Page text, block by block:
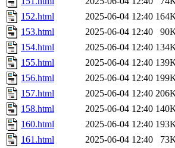
152.html
2025-06-04 12:40
153.html
2025-06-04 12:40
154.html
2025-06-04 12:40
155.html
2025-06-04 12:40
156.html
2025-06-04 12:40
157.html
2025-06-04 12:40
158.html
2025-06-04 12:40
160.html
2025-06-04 12:40
161.html
2025-06-04 12:40